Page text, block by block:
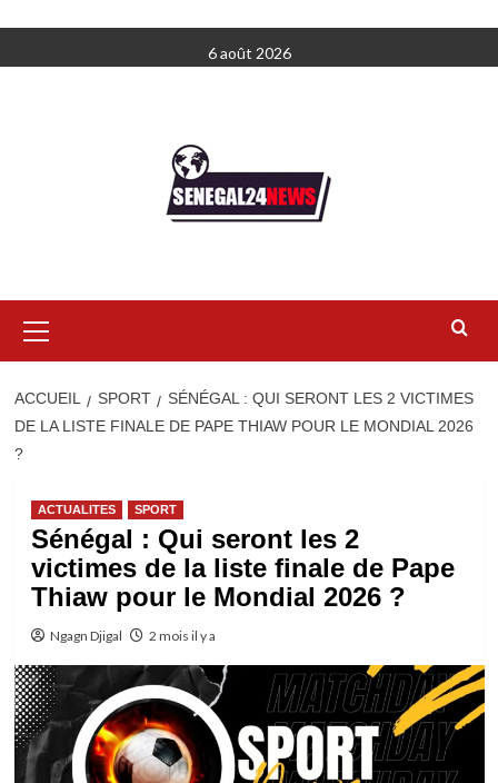
au
6 août 2026
principal
ACCUEIL SPORT
SÉNÉGAL : QUI SERONT LES 2 VICTIMES
DE LA LISTE FINALE DE PAPE THIAW POUR LE MONDIAL 2026
?
ACTUALITES SPORT
Sénégal : Qui seront les 2
victimes de la liste finale de Pape
Thiaw pour le Mondial 2026 ?
Ngagn Djigal 2 mois il y a